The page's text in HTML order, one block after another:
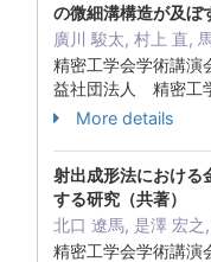
の微細溝構造が及ぼ
廣川 駿太, 村上 直,
精密工学会学術講
益社団法人 精密
More details
射出成形法における
する研究（共著）
北口 遼馬, 是澤 宏
精密工学会学術講